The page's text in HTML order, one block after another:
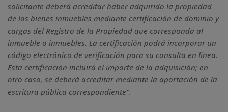
solicitante deberá acreditar haber adquirido la propiedad
de los bienes inmuebles mediante certificación de dominio y
cargas del Registro de la Propiedad que corresponda al
inmueble o inmuebles. La certificación podrá incorporar un
código electrónico de verificación para su consulta en línea.
Esta certificación incluirá el importe de la adquisición; en
otro caso, se deberá acreditar mediante la aportación de la
escritura pública correspondiente”.